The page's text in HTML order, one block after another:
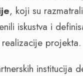
, koji su
iskustva i
projekta.
institucija